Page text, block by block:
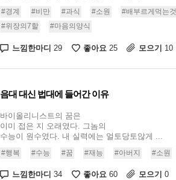
#경계 #비만 #과식 #소원 #배부르게먹는것
#위장의7할
#마음의양식
느낌한마디 29 좋아요 25 모으기 10
음대 대신 법대에 들어간 이유
바이올리니스트의 꿈은
이미 접은 지 오래였다. 그놈의
수능이 원수였다. 내 실력에는 얼토당토않게 ...
#행복 #수능 #꿈 #재능 #아버지 #소원
느낌한마디 34 좋아요 60 모으기 0